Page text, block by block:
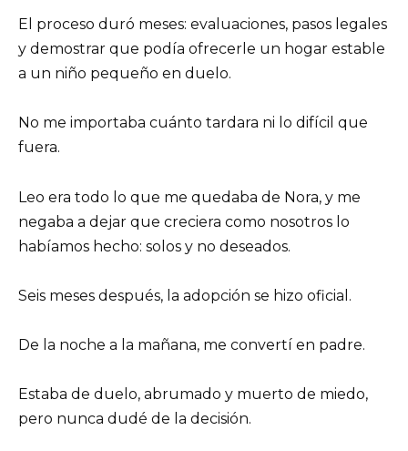
El proceso duró meses: evaluaciones, pasos legales
y demostrar que podía ofrecerle un hogar estable
a un niño pequeño en duelo.
No me importaba cuánto tardara ni lo difícil que
fuera.
Leo era todo lo que me quedaba de Nora, y me
negaba a dejar que creciera como nosotros lo
habíamos hecho: solos y no deseados.
Seis meses después, la adopción se hizo oficial.
De la noche a la mañana, me convertí en padre.
Estaba de duelo, abrumado y muerto de miedo,
pero nunca dudé de la decisión.